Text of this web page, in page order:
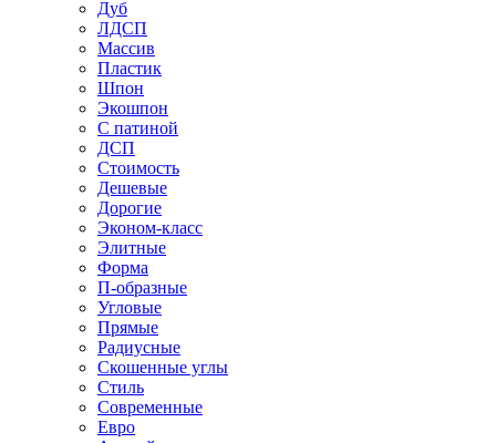
Дуб
ЛДСП
Массив
Пластик
Шпон
Экошпон
С патиной
ДСП
Стоимость
Дешевые
Дорогие
Эконом-класс
Элитные
Форма
П-образные
Угловые
Прямые
Радиусные
Скошенные углы
Стиль
Современные
Евро